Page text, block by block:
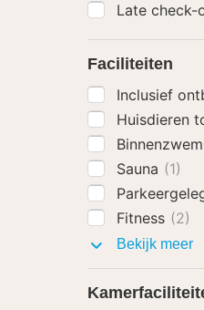
Late check-
Faciliteiten
Inclusief
Huisdieren
Sauna (1)
Fitness (2)
Bekijk meer